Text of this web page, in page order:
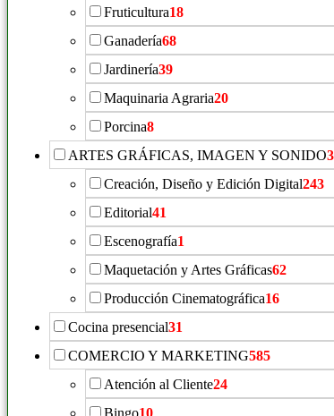
Fruticultura18
Ganadería68
Jardinería39
Maquinaria Agraria20
Porcina8
ARTES GRÁFICAS, IMAGEN Y SONIDO
Creación, Diseño y Edición Digital243
Editorial41
Escenografía1
Maquetación y Artes Gráficas62
Producción Cinematográfica16
Cocina presencial31
COMERCIO Y MARKETING585
Atención al Cliente24
Bingo10